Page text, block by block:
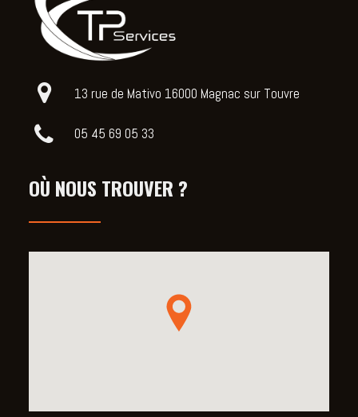
13 rue de Mativo 16000 Magnac sur Touvre
05 45 69 05 33
OÙ NOUS TROUVER ?